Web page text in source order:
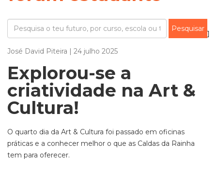
José David Piteira | 24 julho 2025
Explorou-se a
criatividade na Art &
Cultura!
O quarto dia da Art & Cultura foi passado em oficinas
práticas e a conhecer melhor o que as Caldas da Rainha
tem para oferecer.